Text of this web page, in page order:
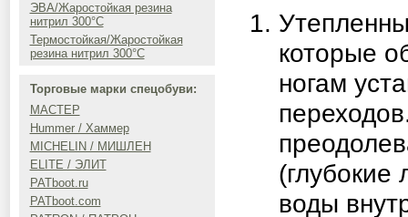
ЭВА/Жаростойкая резина
нитрил 300°C
Термостойкая/Жаростойкая
резина нитрил 300°C
Торговые марки спецобуви:
МАСТЕР
Hummer / Хаммер
MICHELIN / МИШЛЕН
ELITE / ЭЛИТ
PATboot.ru
PATboot.com
которые
ногам
(глубокие
воды